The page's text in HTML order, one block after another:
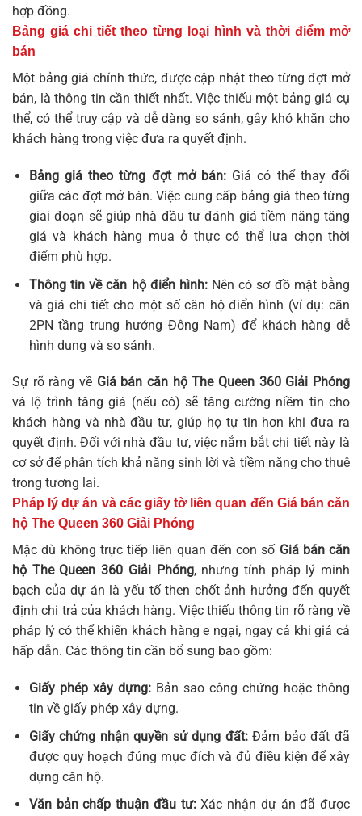
hợp đồng.
Bảng giá chi tiết theo từng loại hình và thời điểm mở
bán
Một bảng giá chính thức, được cập nhật theo từng đợt mở
bán, là thông tin cần thiết nhất. Việc thiếu một bảng giá cụ
thể, có thể truy cập và dễ dàng so sánh, gây khó khăn cho
khách hàng trong việc đưa ra quyết định.
Bảng giá theo từng đợt mở bán: Giá có thể thay đổi
giữa các đợt mở bán. Việc cung cấp bảng giá theo từng
giai đoạn sẽ giúp nhà đầu tư đánh giá tiềm năng tăng
giá và khách hàng mua ở thực có thể lựa chọn thời
điểm phù hợp.
Thông tin về căn hộ điển hình:Nên có sơ đồ mặt bằng
và giá chi tiết cho một số căn hộ điển hình (ví dụ: căn
2PN tầng trung hướng Đông Nam) để khách hàng dễ
hình dung và so sánh.
Sự rõ ràng về Giá bán căn hộ The Queen 360 Giải Phóng
và lộ trình tăng giá (nếu có) sẽ tăng cường niềm tin cho
khách hàng và nhà đầu tư, giúp họ tự tin hơn khi đưa ra
quyết định. Đối với nhà đầu tư, việc nắm bắt chi tiết này là
cơ sở để phân tích khả năng sinh lời và tiềm năng cho thuê
trong tương lai.
Pháp lý dự án và các giấy tờ liên quan đến Giá bán căn
hộ The Queen 360 Giải Phóng
Mặc dù không trực tiếp liên quan đến con số Giá bán căn
hộ The Queen 360 Giải Phóng, nhưng tính pháp lý minh
bạch của dự án là yếu tố then chốt ảnh hưởng đến quyết
định chi trả của khách hàng. Việc thiếu thông tin rõ ràng về
pháp lý có thể khiến khách hàng e ngại, ngay cả khi giá cả
hấp dẫn. Các thông tin cần bổ sung bao gồm:
Giấy phép xây dựng:Bản sao công chứng hoặc thông
tin về giấy phép xây dựng.
Giấy chứng nhận quyền sử dụng đất:Đảm bảo đất đã
được quy hoạch đúng mục đích và đủ điều kiện để xây
dựng căn hộ.
Văn bản chấp thuận đầu tư:Xác nhận dự án đã được